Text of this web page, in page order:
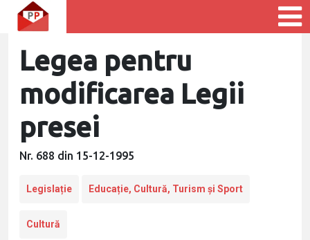
Legea pentru
modificarea Legii
presei
Nr. 688 din 15-12-1995
Legislație Educație, Cultură, Turism și Sport
Cultură